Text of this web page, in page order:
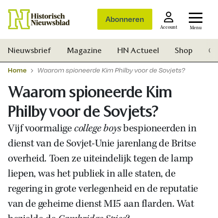
Abonneren
Account Menu
Zoek
Nieuwsbrief Magazine HN Actueel Shop
Home Waarom spioneerde Kim Philby voor de Sovjets?
Waarom spioneerde Kim
Philby voor de Sovjets?
Vijf voormaligecollege boysbespioneerden in
dienst van de Sovjet-Unie jarenlang de Britse
overheid. Toen ze uiteindelijk tegen de lamp
liepen, was het publiek in alle staten, de
regering in grote verlegenheid en de reputatie
van de geheime dienst MI5 aan flarden. Wat